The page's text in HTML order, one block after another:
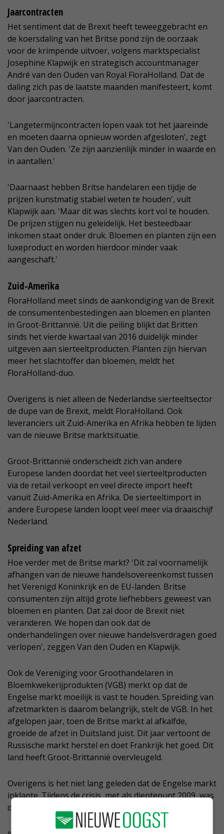
Jaarcontracten
Het sentiment dat de Brexit heeft teweeggebracht en
de koersdaling van het Britse pond zijn de oorzaak
voor de krimpende uitvoer, volgens marktspecialist
Josephine Klapwijk en strategisch accountmanager
André van den Ouden van Royal FloraHolland. Dat de
daling zich pas de laatste maanden manifesteert, komt
door jaarcontracten.
'Langetermijncontracten lopen vaak tot het jaareinde
en moeten daarna opnieuw worden afgesloten', zegt
Van den Ouden. 'Ze zijn aanzienlijk minder in waarde en
in aantallen.'
'Daarnaast hebben Britse handelaren een tijdje de
prijzen kunstmatig stabiel weten te houden', vult
Klapwijk aan. 'Maar dit was slechts kort vol te houden.
De prijzen stijgen nu geleidelijk. Het besteedbaar
inkomen staat onder druk. Bloemen en planten zijn een
luxeproduct en worden hierdoor minder vaak
aangeschaft.'
Zuid-Amerika
FloraHolland meet sinds de aankondiging van de Brexit
de consumentenbestedingen aan bloemen en planten
in Groot-Brittannië. Uit die peiling blijkt dat Britten
sinds het vierde kwartaal van 2016 duidelijk minder
uitgeven aan sierteeltproducten. Planten zijn hiervan
meer het slachtoffer dan bloemen, meldt het
FloraHolland-duo.
Overigens is niet alleen de Nederlandse sierteeltsector
de dupe van de Brexit, meldt FloraHolland. Ook
leveranciers uit Zuid-Amerika en Afrika hebben te lijden
van de nieuwe Britse marktsituatie.
Groot-Brittannië onderscheidt zich van andere
Europese landen doordat het veel sierteeltproducten
via de retail verkoopt en veel directe import heeft
vanuit Zuid-Amerika en Afrika. De sierteeltimport in
andere Europese landen loopt veel meer via draaischijf
Nederland.
Spreiding van afzet
Hoe verder met de Britse markt? 'Dit zal voornamelijk
afhangen van de nieuwe handelsovereenkomst tussen
het Verenigd Koninkrijk en de EU-landen. Britse
consumenten zijn altijd grote liefhebbers geweest van
bloemen en planten. Dat zal door de Brexit niet
veranderen. We hopen dan ook dat de
onderhandelingen over nieuwe handelsverdragen goed
verlopen', zeggen Van den Ouden en Klapwijk.
Ook de Vereniging voor Groothandelaren in
Bloemkwekerijprodukten (VGB) merkt op dat de
Engelse markt moeilijk is vast te houden. Spreiding van
afzetmarkten is daarom belangrijk, stelt de VGB. In het
afgelopen jaar, toen de Britse markt al afkalfde,
groeide de afzet in Duitsland juist. Dit jaar vertoont de
Russische markt herstel en doet Frankrijk het goed. Dit
land heeft Groot-Brittannië overvleugeld.
Overigens is het niet lang geleden dat de Engelse markt
inklapte. Tijdens de crisis, met als dieptepunt 2009, was
de krimp bijna 30 procent.